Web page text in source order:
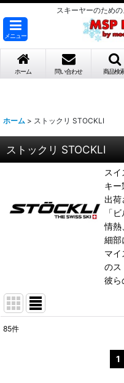
スキーヤーのため
メニュー
ホーム 問い合わせ 商品検
ホーム > ストックリ STOCKLI
ストックリ STOCKLI
ス
キー
出荷
「
情熱
細部
マイ
のス
彼ら
85件
1